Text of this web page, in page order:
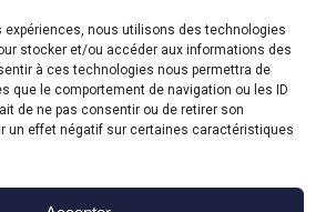
expériences, nous utilisons des technologies
stocker et/ou accéder aux informations des
à ces technologies nous permettra de
que le comportement de navigation ou les ID
de ne pas consentir ou de retirer son
un effet négatif sur certaines caractéristiques
Plans Voyage : Économisez sur vos
avec Toody
2024 Bon plans